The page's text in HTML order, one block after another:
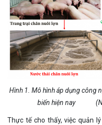
Hình 1. Mô hình áp dụng công
biến hiện nay
Thực tế cho thấy, việc quản